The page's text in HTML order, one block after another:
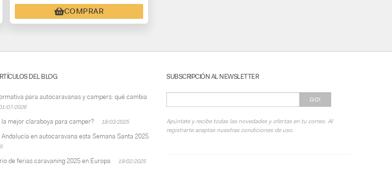
COMPRAR
DEL BLOG
para autocaravanas y campers: qué cambia
07/2026
la mejor claraboya para camper? 18/03/2025
Andalucía en autocaravana esta Semana Santa 2025
de ferias caravaning 2025 en Europa 19/02/2025
SUBSCRIPCIÓN AL NEWSLETTER
GO!
Apúntate y recibe todas las novedades y ofertas en tu correo. Al
registrarte aceptas nuestras condiciones de uso.